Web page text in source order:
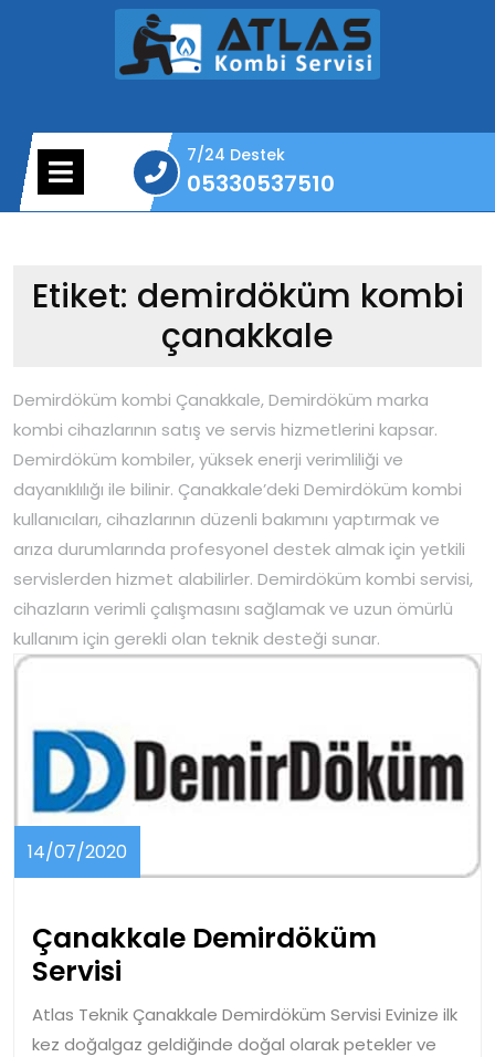
7/24 Destek
05330537510
05330537510
Etiket: demirdöküm kombi
çanakkale
Demirdöküm kombi Çanakkale, Demirdöküm marka
kombi cihazlarının satış ve servis hizmetlerini kapsar.
Demirdöküm kombiler, yüksek enerji verimliliği ve
dayanıklılığı ile bilinir. Çanakkale’deki Demirdöküm kombi
kullanıcıları, cihazlarının düzenli bakımını yaptırmak ve
arıza durumlarında profesyonel destek almak için yetkili
servislerden hizmet alabilirler. Demirdöküm kombi servisi,
cihazların verimli çalışmasını sağlamak ve uzun ömürlü
kullanım için gerekli olan teknik desteği sunar.
14/07/2020
Çanakkale Demirdöküm
Servisi
Demirdöküm
Servisi
Atlas Teknik Çanakkale Demirdöküm Servisi Evinize ilk
kez doğalgaz geldiğinde doğal olarak petekler ve